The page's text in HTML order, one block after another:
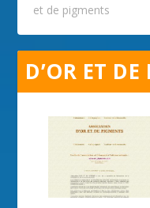
et de pigments
D’OR ET